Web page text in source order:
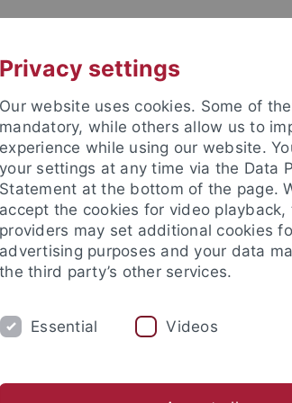
PUBLIKATIONEN
Privacy settings
Our website uses cookies. Some of
mandatory, while others allow us to
experience while using our website.
your settings at any time via the Data
Statement at the bottom of the page.
accept the cookies for video
providers may set additional cookies
advertising purposes and your data
the third party’s other services.
Essential Videos